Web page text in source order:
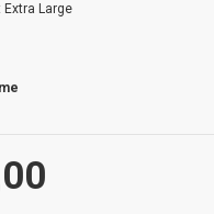
Extra Large